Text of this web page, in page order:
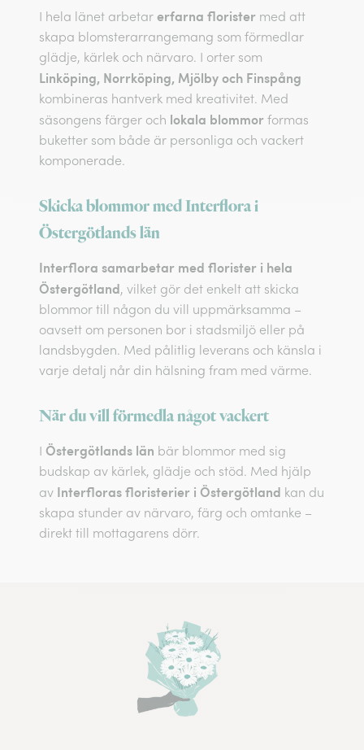
I hela länet arbetar erfarna florister med att
skapa blomsterarrangemang som förmedlar
glädje, kärlek och närvaro. I orter som
Linköping, Norrköping, Mjölby och Finspång
kombineras hantverk med kreativitet. Med
säsongens färger och lokala blommor formas
buketter som både är personliga och vackert
komponerade.
Skicka blommor med Interflora i
Östergötlands län
Interflora samarbetar med florister i hela
Östergötland, vilket gör det enkelt att skicka
blommor till någon du vill uppmärksamma –
oavsett om personen bor i stadsmiljö eller på
landsbygden. Med pålitlig leverans och känsla i
varje detalj når din hälsning fram med värme.
När du vill förmedla något vackert
I Östergötlands län bär blommor med sig
budskap av kärlek, glädje och stöd. Med hjälp
av Interfloras floristerier i Östergötland kan du
skapa stunder av närvaro, färg och omtanke –
direkt till mottagarens dörr.